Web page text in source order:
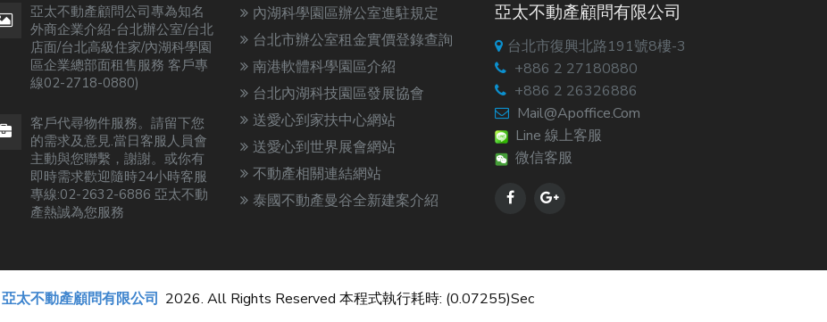
亞太不動產顧問公司專為知名
外商企業介紹-台北辦公室/台北
店面/台北高級住家/內湖科學園
區企業總部面租售服務 客戶專
線02-2718-0880)
客戶代尋物件服務。請留下您
的需求及意見.當日客服人員會
主動與您聯繫，謝謝。或你有
即時需求歡迎隨時24小時客服
專線:02-2632-6886 亞太不動
產熱誠為您服務
內湖科學園區辦公室進駐規定
台北市辦公室租金實價登錄查詢
南港軟體科學園區介紹
台北內湖科技園區發展協會
送愛心到家扶中心網站
送愛心到世界展會網站
不動產相關連結網站
泰國不動產曼谷全新建案介紹
亞太不動產顧問有限公司
台北市復興北路191號8樓-3
+886 2 27180880
+886 2 26326886
Mail@apoffice.com
Line 線上客服
微信客服
亞太不動產顧問有限公司 2026. All Rights Reserved 本程式執行耗時: (0.07255)sec